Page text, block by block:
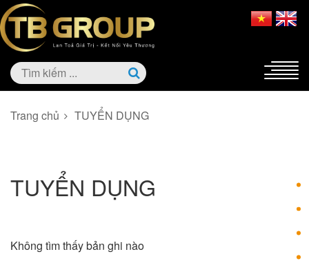
Trang chủ TUYỂN DỤNG
TUYỂN DỤNG
Không tìm thấy bản ghi nào